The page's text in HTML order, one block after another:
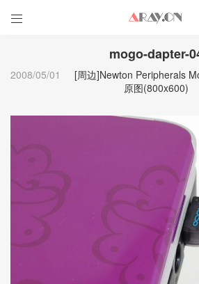

mogo-dapter-
2008/05/01 [周边]Newton Peripherals
原图(800x600)